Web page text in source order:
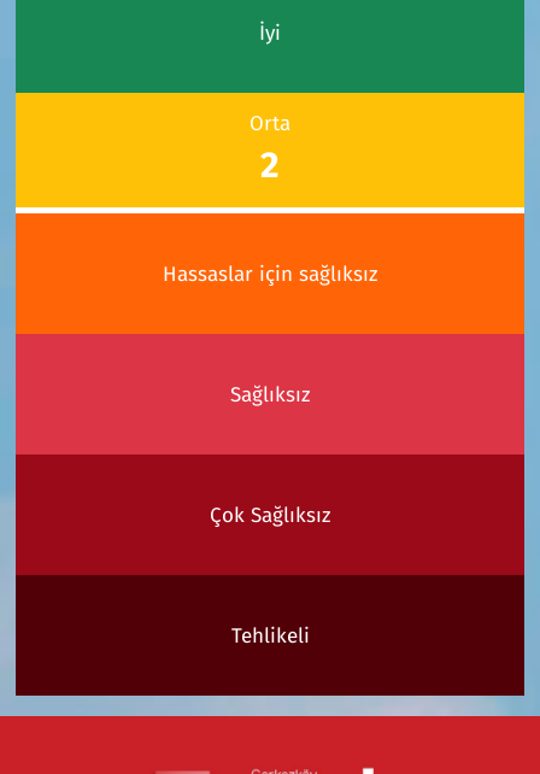
İyi
Orta
2
Hassaslar için sağlıksız
Sağlıksız
Çok Sağlıksız
Tehlikeli